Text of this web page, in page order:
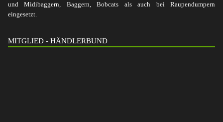
und Midibaggern, Baggern, Bobcats als auch bei Raupendumpern
eingesetzt.
MITGLIED - HÄNDLERBUND